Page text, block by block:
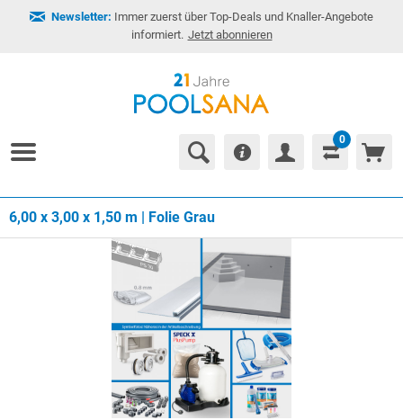
Newsletter: Immer zuerst über Top-Deals und Knaller-Angebote
informiert. Jetzt abonnieren
0
6,00 x 3,00 x 1,50 m | Folie Grau